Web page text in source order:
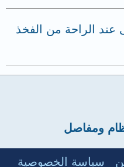
الراحة من الفخذ
ومفاصل
سياسة الخصوصية